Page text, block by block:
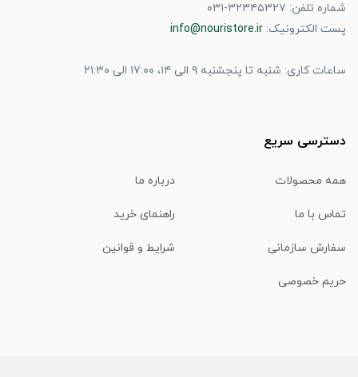
شماره تلفن: ۳۲۳۴۵۳۲۷-۰۳۱
پست الکترونیک: info@nouristore.ir
ساعات کاری: شنبه تا پنجشنبه ۹ الی ۱۴، ۱۷:۰۰ الی ۲۱:۳۰
دسترسی سریع
همه محصولات درباره ما
تماس با ما راهنمای خرید
سفارش سازمانی شرایط و قوانین
حریم خصوصی